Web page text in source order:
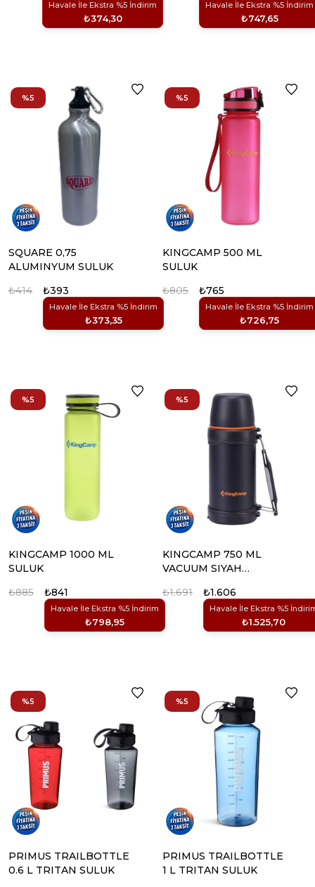
Havale İle Ekstra %5 İndirim
₺374,30
Havale İle Ekstra %5 İndirim
₺747,65
SQUARE 0,75
ALUMINYUM SULUK
₺393
Havale İle Ekstra %5 İndirim
₺373,35
₺414
%5
KINGCAMP 500 ML
SULUK
₺765
Havale İle Ekstra %5 İndirim
₺726,75
₺805
%5
KINGCAMP 1000 ML
SULUK
₺841
Havale İle Ekstra %5 İndirim
₺798,95
₺885
%5
KINGCAMP 750 ML
VACUUM SIYAH
₺1.606
Havale İle Ekstra %5
₺1.525,70
₺1.691
%5
PRIMUS TRAILBOTTLE
0.6 L TRITAN SULUK
%5
PRIMUS TRAILBOTTLE
1 L TRITAN SULUK
%5